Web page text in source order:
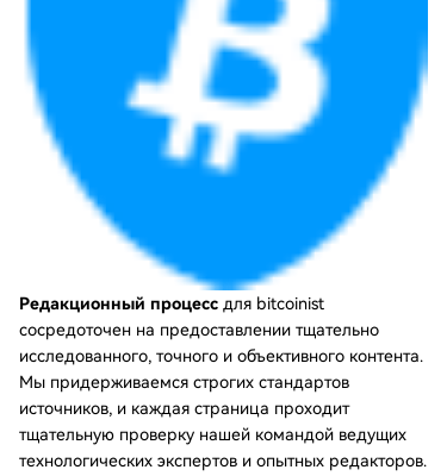
Редакционный процесс для bitcoinist
сосредоточен на предоставлении тщательно
исследованного, точного и объективного контента.
Мы придерживаемся строгих стандартов
источников, и каждая страница проходит
тщательную проверку нашей командой ведущих
технологических экспертов и опытных редакторов.